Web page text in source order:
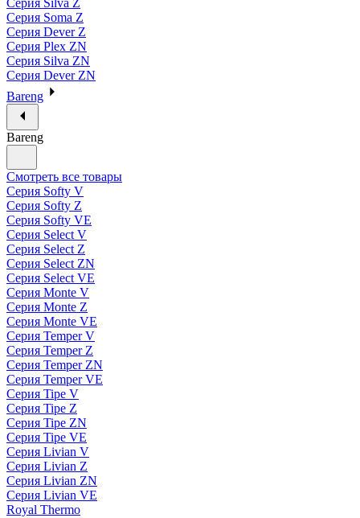
Серия Silva Z
Серия Soma Z
Серия Dever Z
Серия Plex ZN
Серия Silva ZN
Серия Dever ZN
Bareng
Bareng
Смотреть все товары
Серия Softy V
Серия Softy Z
Серия Softy VE
Серия Select V
Серия Select Z
Серия Select ZN
Серия Select VE
Серия Monte V
Серия Monte Z
Серия Monte VE
Серия Temper V
Серия Temper Z
Серия Temper ZN
Серия Temper VE
Серия Tipe V
Серия Tipe Z
Серия Tipe ZN
Серия Tipe VE
Серия Livian V
Серия Livian Z
Серия Livian ZN
Серия Livian VE
Royal Thermo